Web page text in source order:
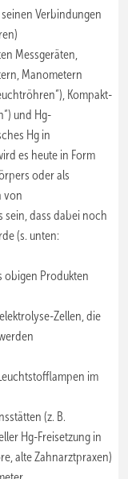
Verbindungen
Messgeräten,
Manometern
Kompakt-
und Hg-
Hg in
es heute in Form
oder als
von
sein, dass dabei noch
(s. unten:
obigen Produkten
Zellen, die
im
(z. B.
Hg-Freisetzung in
alte Zahnarztpraxen)